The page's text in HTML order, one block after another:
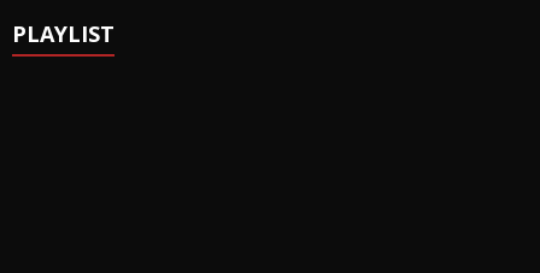
PLAYLIST